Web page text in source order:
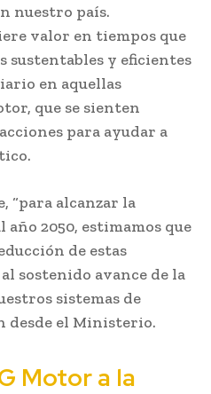
nuestro país.
valor en tiempos que
sustentables y eficientes
en aquellas
que se sienten
para ayudar a
“para alcanzar la
2050, estimamos que
de estas
sostenido avance de la
sistemas de
desde el Ministerio.
Motor a la